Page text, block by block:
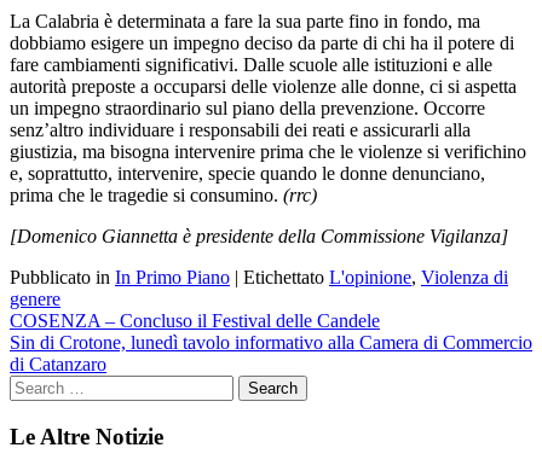
La Calabria è determinata a fare la sua parte fino in fondo, ma
dobbiamo esigere un impegno deciso da parte di chi ha il potere di
fare cambiamenti significativi. Dalle scuole alle istituzioni e alle
autorità preposte a occuparsi delle violenze alle donne, ci si aspetta
un impegno straordinario sul piano della prevenzione. Occorre
senz’altro individuare i responsabili dei reati e assicurarli alla
giustizia, ma bisogna intervenire prima che le violenze si verifichino
e, soprattutto, intervenire, specie quando le donne denunciano,
prima che le tragedie si consumino. (rrc)
[Domenico Giannetta è presidente della Commissione Vigilanza]
Pubblicato in In Primo Piano | Etichettato L'opinione, Violenza di
genere
Navigazione
articoli
COSENZA – Concluso il Festival delle Candele
Sin di Crotone, lunedì tavolo informativo alla Camera di Commercio
di Catanzaro
Le Altre Notizie